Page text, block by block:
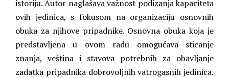
istoriju. Autor naglašava važnost podizanja kapaciteta
ovih jedinica, s fokusom na organizaciju osnovnih
obuka za njihove pripadnike. Osnovna obuka koja je
predstavljena u ovom radu omogućava sticanje
znanja, veština i stavova potrebnih za obavljanje
zadatka pripadnika dobrovoljnih vatrogasnih jedinica.